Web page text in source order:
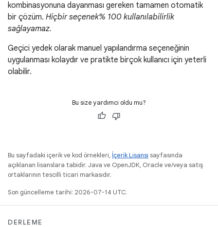
kombinasyonuna dayanması gereken tamamen otomatik
bir çözüm. Hiçbir seçenek% 100 kullanılabilirlik
sağlayamaz.
Geçici yedek olarak manuel yapılandırma seçeneğinin
uygulanması kolaydır ve pratikte birçok kullanıcı için yeterli
olabilir.
Bu size yardımcı oldu mu?
Bu sayfadaki içerik ve kod örnekleri, İçerik Lisansı sayfasında
açıklanan lisanslara tabidir. Java ve OpenJDK, Oracle ve/veya satış
ortaklarının tescilli ticari markasıdır.
Son güncelleme tarihi: 2026-07-14 UTC.
DERLEME